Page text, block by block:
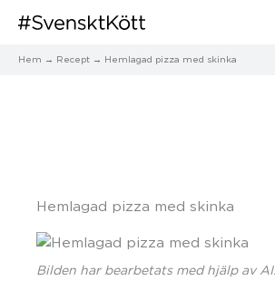
Hem Recept Hemlagad pizza med skinka
Hemlagad pizza med skinka
Bilden har bearbetats med hjälp av AI.